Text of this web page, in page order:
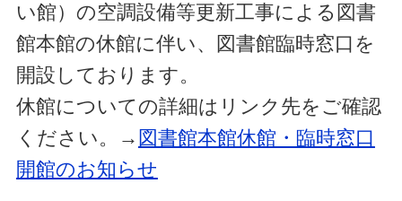
い館）の空調設備等更新工事による図書
館本館の休館に伴い、図書館臨時窓口を
開設しております。
休館についての詳細はリンク先をご確認
ください。→ 図書館本館休館・臨時窓口
開館のお知らせ